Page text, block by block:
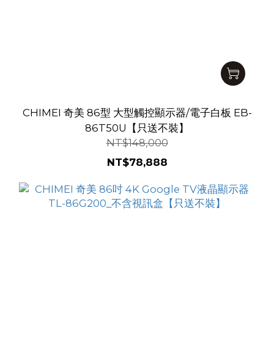
CHIMEI 奇美 86型 大型觸控顯示器/電子白板 EB-
86T50U【只送不裝】
NT$148,000
NT$78,888